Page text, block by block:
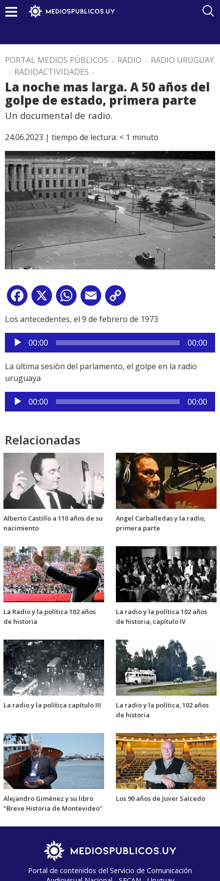
PORTAL MEDIOS PÚBLICOS . RADIO . RADIO URUGUAY
. RADIOACTIVIDADES .
La noche mas larga. A 50 años del
golpe de estado, primera parte
Un documental de radio.
24.06.2023 | tiempo de lectura: < 1 minuto
Facebook
X WhatsApp
Email
Link
Los antecedentes, el 9 de febrero de 1973
Reproductor
de
audio
00:00 00:00
La ùltima sesiòn del parlamento, el golpe en la radio
uruguaya
Reproductor
de
00:00 00:00
Relacionadas
Alberto Castillo a 110 años de su
nacimiento
Angel Carballedas y la radio,
primera parte
La Radio y la política 102 años
de historia
La radio y la política 102 años
de historia, capítulo IV
La radio y la política capítulo III
La radio y la política, 102 años
de historia
Alejandro Giménez y su libro
"Breve Historia de Montevideo"
Los 90 años de Juver Salcedo
Portal de contenidos del Servicio de Comunicación